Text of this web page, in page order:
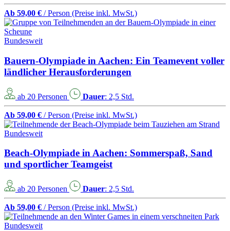
Ab 59,00 € / Person (Preise inkl. MwSt.)
Bundesweit
Bauern-Olympiade in Aachen: Ein Teamevent voller
ländlicher Herausforderungen
ab 20 Personen Dauer: 2,5 Std.
Ab 59,00 € / Person (Preise inkl. MwSt.)
Bundesweit
Beach-Olympiade in Aachen: Sommerspaß, Sand
und sportlicher Teamgeist
ab 20 Personen Dauer: 2,5 Std.
Ab 59,00 € / Person (Preise inkl. MwSt.)
Bundesweit